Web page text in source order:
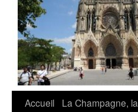
Accueil
La Champagne, la